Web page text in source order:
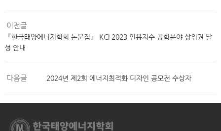
이전글
『한국태양에너지학회 논문집』 KCI 2023 인용지수 공학분야 상위권 달
성 안내
다음글 2024년 제2회 에너지최적화 디자인 공모전 수상자